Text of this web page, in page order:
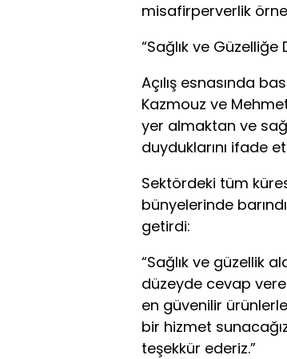
misafirperverlik
“Sağlık ve Güzelliğe
Açılış esnasında
Kazmouz ve
yer almaktan ve
duyduklarını ifade
Sektördeki tüm
bünyelerinde
getirdi:
“Sağlık ve güzellik
düzeyde cevap
en güvenilir
bir hizmet
teşekkür ederiz.”